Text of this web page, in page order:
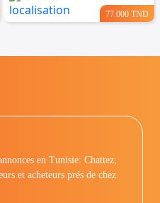
77.000 TND
en Tunisie: Chattez,
et acheteurs prés de chez